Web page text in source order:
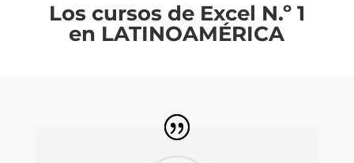
Los cursos de Excel N.º 1
en LATINOAMÉRICA